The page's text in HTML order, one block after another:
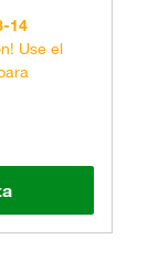
14
Use el